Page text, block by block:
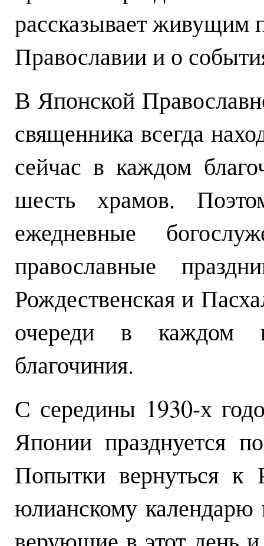
рассказывает живущим
Православии и о
В Японской
священника всегда
сейчас в каждом
шесть храмов.
ежедневные
православные
Рождественская и
очереди в каждом
благочиния.
С середины 1930-х
Японии празднуется
Попытки вернуться к
юлианскому календарю